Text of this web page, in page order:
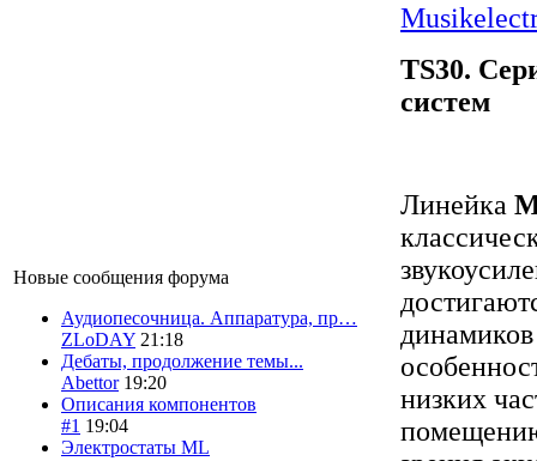
Новые сообщения форума
Аудиопесочница. Аппаратура, пр…
ZLoDAY 21:18
Дебаты, продолжение темы...
Abettor 19:20
Описания компонентов
#1 19:04
Электростаты ML
TS30.
систем
Линейка
низких